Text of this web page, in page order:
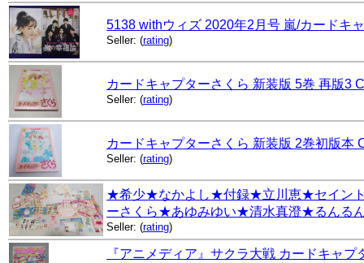
5138 withウィズ 2020年2月号 嵐/カードキ
Seller: (rating)
カードキャプターさくら 新装版 5巻 再版3
Seller: (rating)
カードキャプターさくら 新装版 2巻初版本
Seller: (rating)
★希少★なかよし★付録★立川恵★セイン
ーさくら★あゆみゆい★清水真澄★るんる
Seller: (rating)
『アニメディア』サクラ大戦 カードキャ